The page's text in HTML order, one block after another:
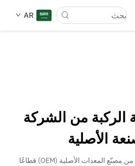
AR
الركبة من الشركة
الأصلية
تمثل أدوات جراحة الركبة من مصنّع المعدات الأصلية (OEM) قطاعًا